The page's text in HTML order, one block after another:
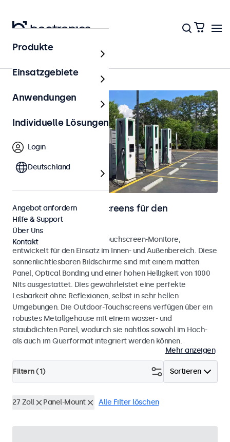
Outdoor
Monitore und Touchscreens für den
Außenbereich
Wetterfeste Monitore und Touchscreen-Monitore,
entwickelt für den Einsatz im Innen- und Außenbereich. Diese
sonnenlichtlesbaren Bildschirme sind mit einem matten
Panel, Optical Bonding und einer hohen Helligkeit von 1000
Nits ausgestattet. Dies gewährleistet eine perfekte
Lesbarkeit ohne Reflexionen, selbst in sehr hellen
Umgebungen. Die Outdoor-Touchscreens verfügen über ein
robustes Metallgehäuse mit einem wasser- und
staubdichten Panel, wodurch sie nahtlos sowohl im Hoch-
als auch im Querformat integriert werden können.
Mehr anzeigen
Sortieren
Filtern (1)
27 Zoll Panel-Mount Alle Filter löschen
Produkte
Einsatzgebiete
Anwendungen
Individuelle Lösungen
Login
Deutschland
Angebot anfordern
Hilfe & Support
Über Uns
Kontakt